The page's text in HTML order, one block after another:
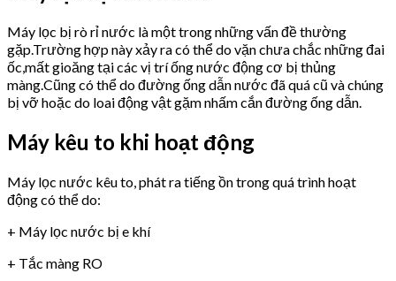
Máy lọc bị rò rỉ nước là một trong những vấn đề thường
gặp.Trường hợp này xảy ra có thể do vặn chưa chắc những đai
ốc,mất gioăng tại các vị trí ống nước động cơ bị thủng
màng.Cũng có thể do đường ống dẫn nước đã quá cũ và chúng
bị vỡ hoặc do loai động vật gặm nhấm cắn đường ống dẫn.
Máy kêu to khi hoạt động
Máy lọc nước kêu to, phát ra tiếng ồn trong quá trình hoạt
động có thể do:
+ Máy lọc nước bị e khí
+ Tắc màng RO